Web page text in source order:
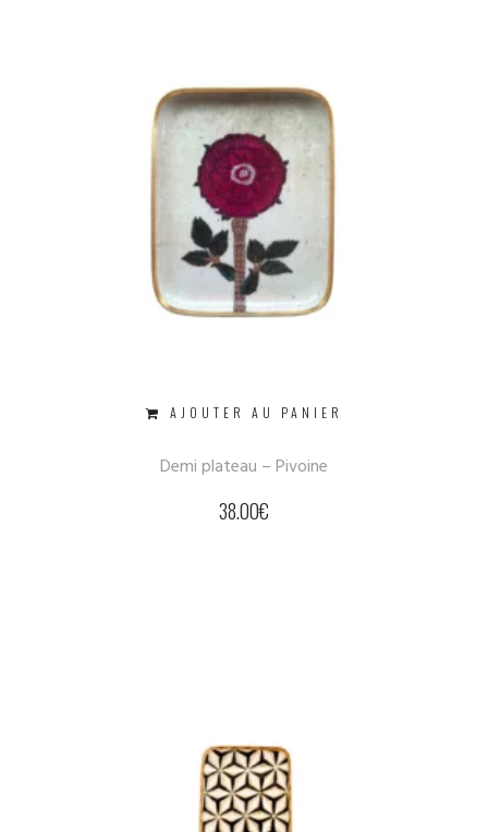
AJOUTER AU PANIER
Demi plateau – Pivoine
38.00€